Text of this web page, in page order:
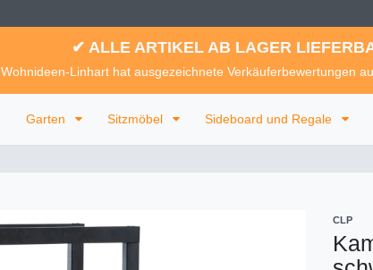
✔ ALLE ARTIKEL AB LAGER
Wohnideen-Linhart hat ausgezeichnete Verkäuferbewertungen
Garten Sitzmöbel Sideboard und Regale
CLP